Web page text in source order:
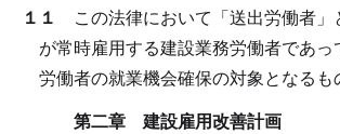
１１ この法律において「送出労働者」
が常時雇用する建設業務労働者であっ
労働者の就業機会確保の対象となるも
第二章 建設雇用改善計画